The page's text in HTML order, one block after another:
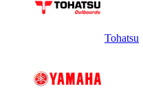
Tohatsu